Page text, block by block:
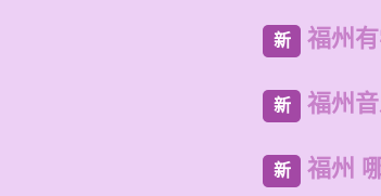
新 福州
新 福州
新 福州